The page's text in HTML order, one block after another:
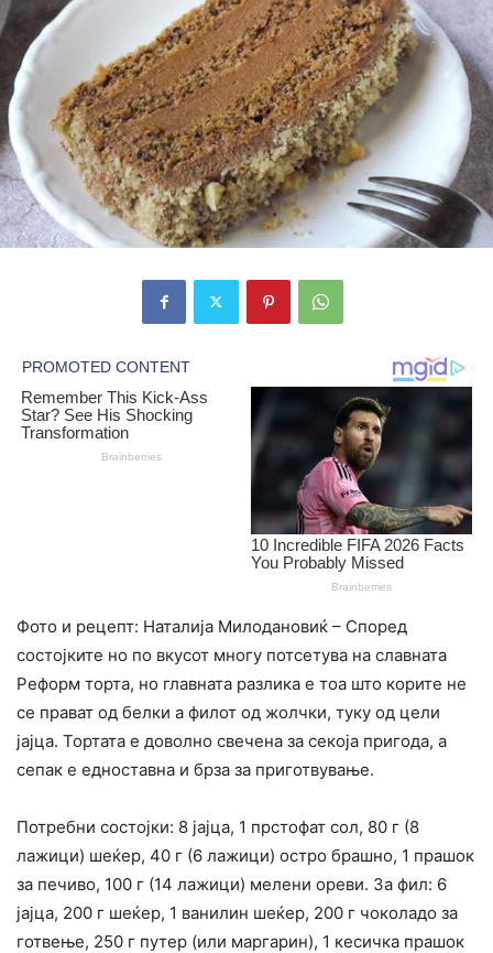
Фото и рецепт: Наталија Милодановиќ – Според
состојките но по вкусот многу потсетува на славната
Реформ торта, но главната разлика е тоа што корите не
се прават од белки а филот од жолчки, туку од цели
јајца. Тортата е доволно свечена за секоја пригода, а
сепак е едноставна и брза за приготвување.
Потребни состојки: 8 јајца, 1 прстофат сол, 80 г (8
лажици) шеќер, 40 г (6 лажици) остро брашно, 1 прашок
за печиво, 100 г (14 лажици) мелени ореви. За фил: 6
јајца, 200 г шеќер, 1 ванилин шеќер, 200 г чоколадо за
готвење, 250 г путер (или маргарин), 1 кесичка прашок